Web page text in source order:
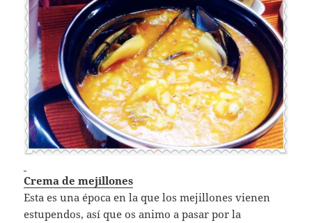
Crema de mejillones
Esta es una época en la que los mejillones vienen
estupendos, así que os animo a pasar por la